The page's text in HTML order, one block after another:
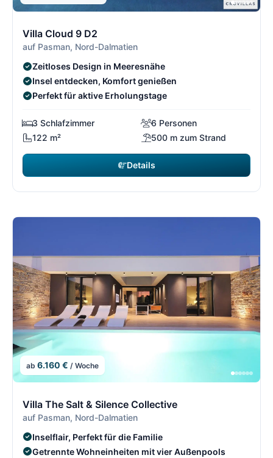
Villa Cloud 9 D2
auf Pasman, Nord-Dalmatien
Zeitloses Design in Meeresnähe
Insel entdecken, Komfort genießen
Perfekt für aktive Erholungstage
3 Schlafzimmer
6 Personen
122 m²
500 m zum Strand
Details
ab 6.160 € / Woche
Villa The Salt & Silence Collective
auf Pasman, Nord-Dalmatien
Inselflair, Perfekt für die Familie
Getrennte Wohneinheiten mit vier Außenpools